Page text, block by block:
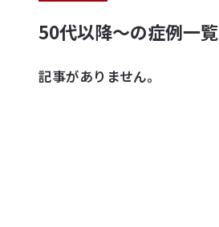
50代以降～の症例一覧
記事がありません。